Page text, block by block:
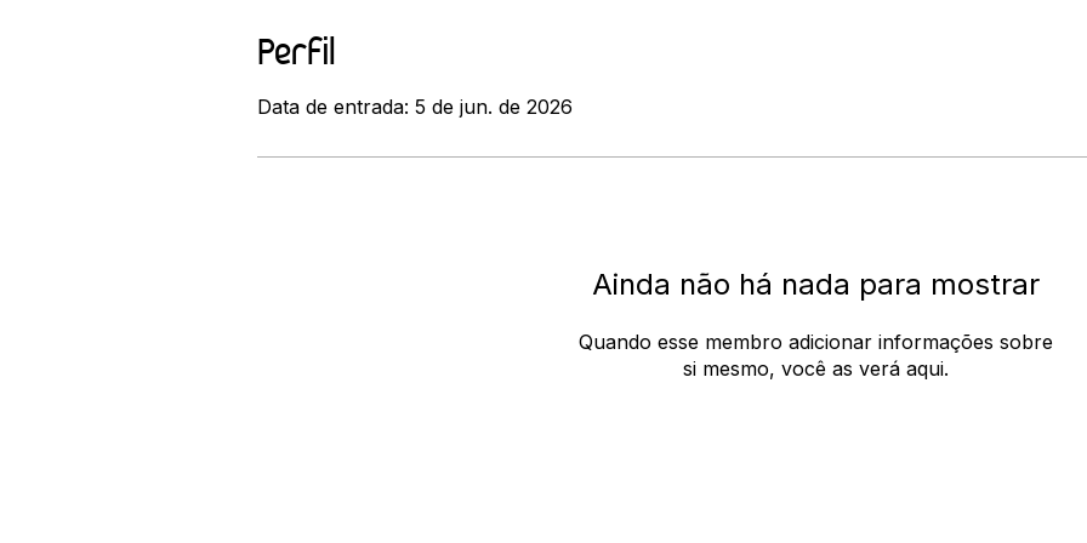
Perfil
Data de entrada: 5 de jun. de 2026
Ainda não há nada para mostrar
Quando esse membro adicionar informações sobre
si mesmo, você as verá aqui.